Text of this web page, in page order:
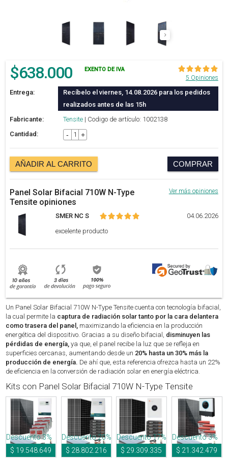
$638.000 EXENTO DE IVA
5 Opiniones
Entrega:
Recíbelo el viernes, 14.08.2026 para los pedidos
realizados antes de las 15h
Fabricante:
Tensite | Codigo de artículo: 1002138
Cantidad:
- +
AÑADIR AL CARRITO COMPRAR
Panel Solar Bifacial 710W N-Type
Tensite opiniones
Ver más opiniones
SMER NC S
04.06.2026
excelente producto
Un Panel Solar Bifacial 710W N-Type Tensite cuenta con tecnología bifacial,
la cual permite la captura de radiación solar tanto por la cara delantera
como trasera del panel, maximizando la eficiencia en la producción
energética del dispositivo. Gracias a su diseño bifacial, disminuyen las
pérdidas de energía, ya que, el panel recibe la luz que se refleja en
superficies cercanas, aumentando desde un 20% hasta un 30% más la
producción de energía. De ahí que, esta referencia ofrezca hasta un 22%
de eficiencia en la conversión de radiación solar en energía eléctrica.
Kits con Panel Solar Bifacial 710W N-Type Tensite
$ 19.548.649
Descuento 3%
$ 28.802.216
Descuento 20%
$ 29.309.335
Descuento 17%
$ 21.342.479
Descuento 3%